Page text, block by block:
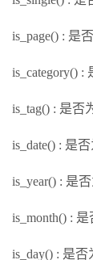
is_page() : 是
is_category() :
is_tag() : 是否
is_date() : 是
is_year() : 是
is_month() :
is_day() : 是